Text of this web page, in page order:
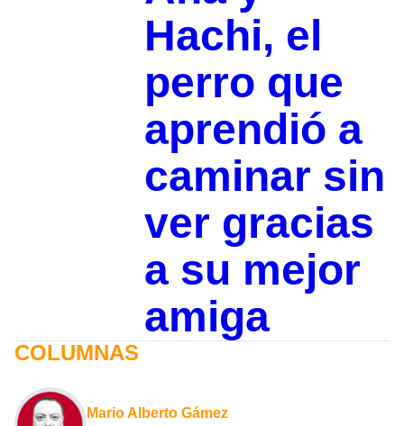
Hachi, el
perro que
aprendió a
caminar sin
ver gracias
a su mejor
amiga
COLUMNAS
Mario Alberto Gámez